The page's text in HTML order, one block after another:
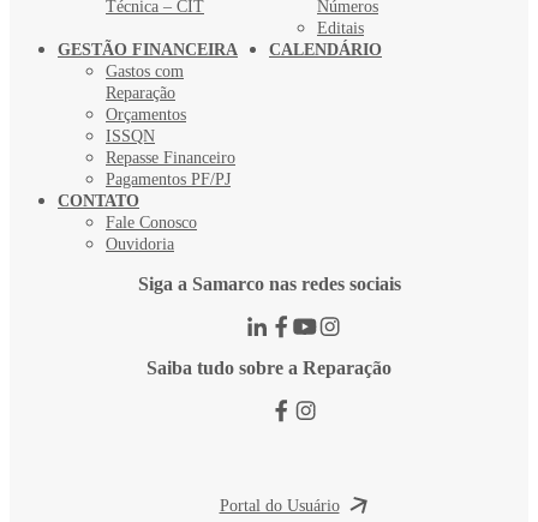
Técnica – CIT
Números
Editais
GESTÃO FINANCEIRA
Gastos com
Reparação
Orçamentos
ISSQN
Repasse Financeiro
Pagamentos PF/PJ
CALENDÁRIO
CONTATO
Fale Conosco
Ouvidoria
Siga a Samarco nas redes sociais
Saiba tudo sobre a Reparação
Portal do Usuário